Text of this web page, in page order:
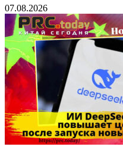
07.08.2026